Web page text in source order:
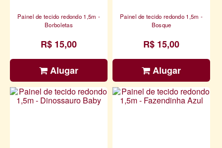
Painel de tecido redondo 1,5m -
Borboletas
R$ 15,00
Alugar
Painel de tecido redondo 1,5m -
Bosque
R$ 15,00
Alugar